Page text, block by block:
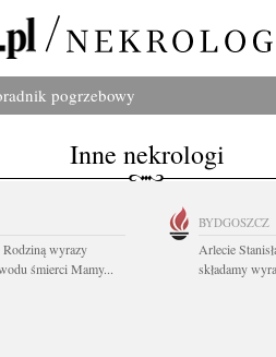
pogrzebowy
Inne nekrologi
wyrazy
śmierci Mamy...
BYDGOSZCZ
Arlecie
składamy